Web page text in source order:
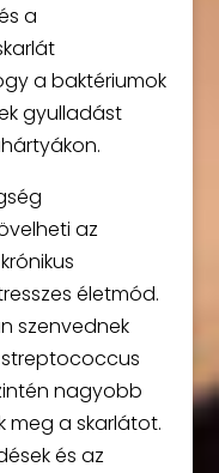
a
a baktériumok
gyulladást
az
életmód.
szenvednek
nagyobb
meg a skarlátot.
és az